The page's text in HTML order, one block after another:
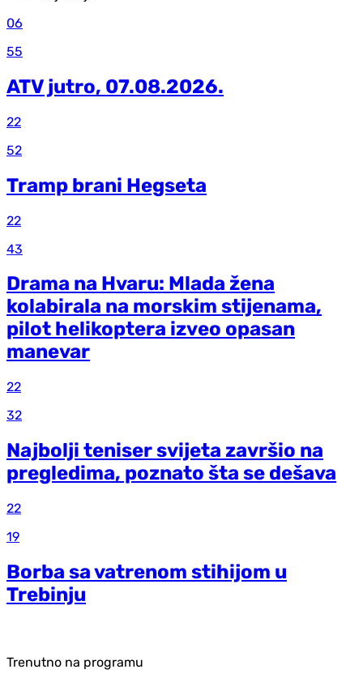
06
55
ATV jutro, 07.08.2026.
22
52
Tramp brani Hegseta
22
43
Drama na Hvaru: Mlada žena
kolabirala na morskim stijenama,
pilot helikoptera izveo opasan
manevar
22
32
Najbolji teniser svijeta završio na
pregledima, poznato šta se dešava
22
19
Borba sa vatrenom stihijom u
Trebinju
Trenutno na programu